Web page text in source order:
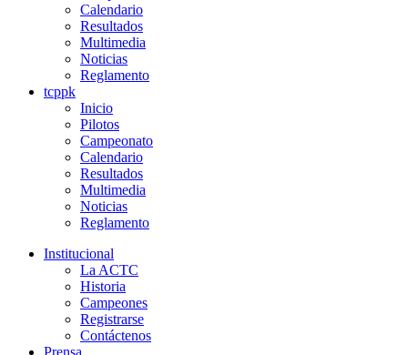
Calendario
Resultados
Multimedia
Noticias
Reglamento
tcppk
Inicio
Pilotos
Campeonato
Calendario
Resultados
Multimedia
Noticias
Reglamento
Institucional
La ACTC
Historia
Campeones
Registrarse
Contáctenos
Prensa